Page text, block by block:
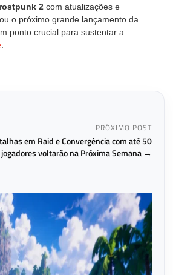
2 com atualizações e
o próximo grande lançamento da
ponto crucial para sustentar a
.
PRÓXIMO POST
em Raid e Convergência com até 50
jogadores voltarão na Próxima Semana →